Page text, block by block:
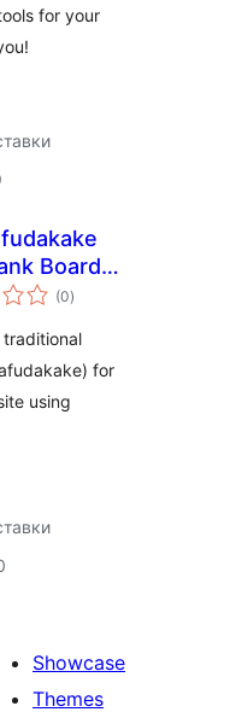
for your
Board
(0укупних
оцена
)
for
using
Showcase
Themes